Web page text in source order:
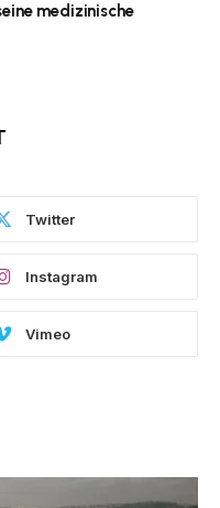
medizinische
Twitter
Instagram
Vimeo